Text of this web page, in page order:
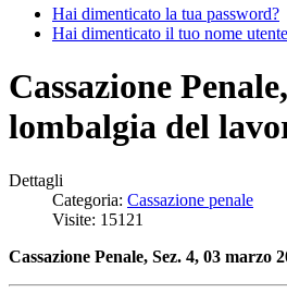
Hai dimenticato la tua password?
Hai dimenticato il tuo nome
Cassazione
lombalgia del
Dettagli
Categoria: Cassazione penale
Visite: 15121
Cassazione Penale, Sez. 4, 03